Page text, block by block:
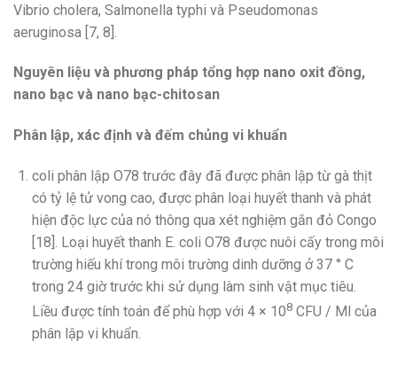
Vibrio cholera, Salmonella typhi và Pseudomonas
aeruginosa [7, 8].
Nguyên liệu và phương pháp tổng hợp nano oxit đồng,
nano bạc và nano bạc-chitosan
Phân lập, xác định và đếm chủng vi khuẩn
coli phân lập O78 trước đây đã được phân lập từ gà thịt
có tỷ lệ tử vong cao, được phân loại huyết thanh và phát
hiện độc lực của nó thông qua xét nghiệm gắn đỏ Congo
[18]. Loại huyết thanh E. coli O78 được nuôi cấy trong môi
trường hiếu khí trong môi trường dinh dưỡng ở 37 ° C
trong 24 giờ trước khi sử dụng làm sinh vật mục tiêu.
Liều được tính toán để phù hợp với 4 × 108CFU / Ml của
phân lập vi khuẩn.